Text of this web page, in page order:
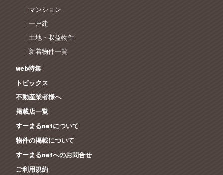
｜ マンション
｜ 一戸建
｜ 土地・収益物件
｜ 新着物件一覧
web特集
トピックス
不動産業者様へ
掲載店一覧
すーまるnetについて
物件の掲載について
すーまるnetへのお問合せ
ご利用規約